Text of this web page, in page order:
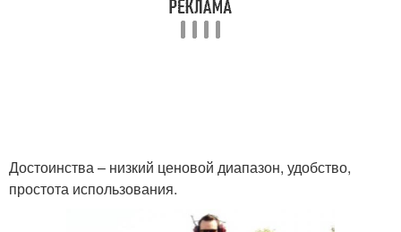
Достоинства – низкий ценовой диапазон, удобство,
простота использования.